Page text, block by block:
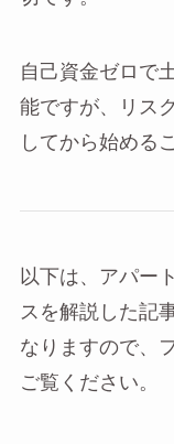
自己資金ゼロで
能ですが、リス
してから始める
以下は、アパー
スを解説した記
なりますので、
ご覧ください。